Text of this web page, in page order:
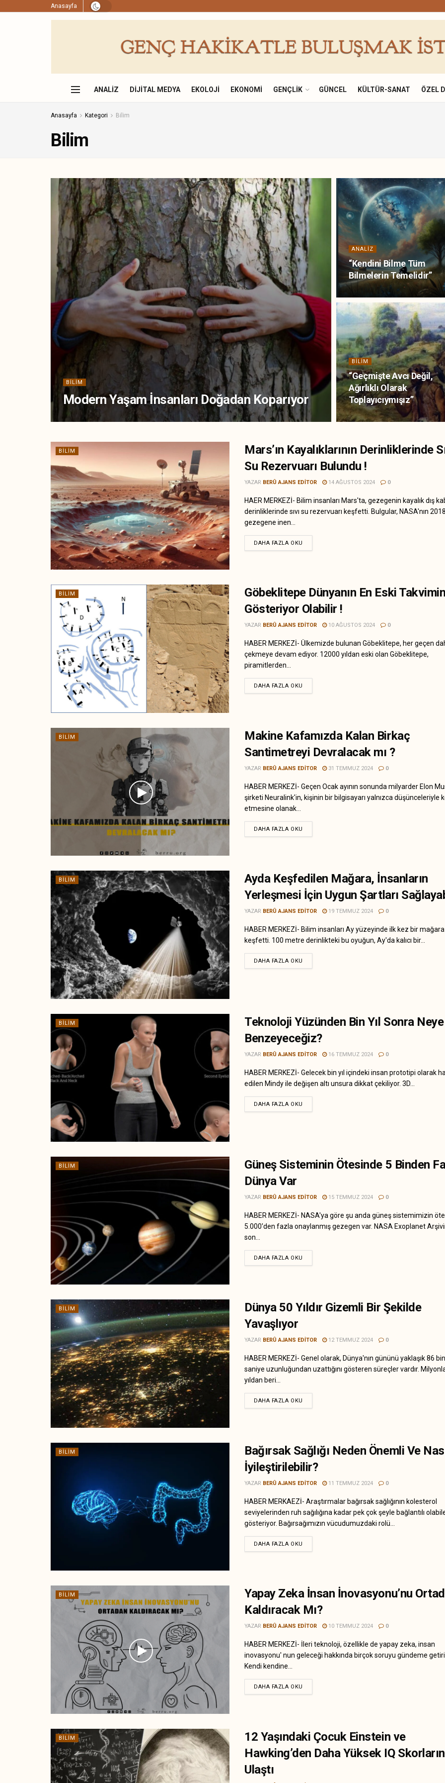
Anasayfa
ANALIZ DIJITAL MEDYA EKOLOJI EKONOMI GENÇLIK GÜNCEL KÜLTÜR-SANAT ÖZEL
Anasayfa Kategori Bilim
Bilim
BILIM
Modern Yaşam İnsanları Doğadan Koparıyor
ANALIZ
“Kendini Bilme Tüm
Bilmelerin Temelidir”
BILIM
“Geçmişte Avcı Değil,
Ağırlıklı Olarak
Toplayıcıymışız”
BILIM
Mars’ın Kayalıklarının Derinliklerinde
Su Rezervuarı Bulundu !
YAZAR BERÛ AJANS EDITOR 14 AĞUSTOS 2024 0
HAER MERKEZİ- Bilim insanları Mars'ta, gezegenin kayalık dış
derinliklerinde sıvı su rezervuarı keşfetti. Bulgular, NASA'nın
gezegene inen...
DAHA FAZLA OKU
BILIM
Göbeklitepe Dünyanın En Eski
Gösteriyor Olabilir !
YAZAR BERÛ AJANS EDITOR 10 AĞUSTOS 2024 0
HABER MERKEZİ- Ülkemizde bulunan Göbeklitepe, her geçen
çekmeye devam ediyor. 12000 yıldan eski olan Göbeklitepe,
piramitlerden...
DAHA FAZLA OKU
BILIM
Makine Kafamızda Kalan Birkaç
Santimetreyi Devralacak mı ?
YAZAR BERÛ AJANS EDITOR 31 TEMMUZ 2024 0
HABER MERKEZİ- Geçen Ocak ayının sonunda milyarder Elon
şirketi Neuralink'in, kişinin bir bilgisayarı yalnızca düşünceleriyle
etmesine olanak...
DAHA FAZLA OKU
BILIM
Ayda Keşfedilen Mağara, İnsanların
Yerleşmesi İçin Uygun Şartları
YAZAR BERÛ AJANS EDITOR 19 TEMMUZ 2024 0
HABER MERKEZİ- Bilim insanları Ay yüzeyinde ilk kez bir mağara
keşfetti. 100 metre derinlikteki bu oyuğun, Ay'da kalıcı bir...
DAHA FAZLA OKU
BILIM
Teknoloji Yüzünden Bin Yıl Sonra Neye
Benzeyeceğiz?
YAZAR BERÛ AJANS EDITOR 16 TEMMUZ 2024 0
HABER MERKEZİ- Gelecek bin yıl içindeki insan prototipi olarak
edilen Mindy ile değişen altı unsura dikkat çekiliyor. 3D...
DAHA FAZLA OKU
BILIM
Güneş Sisteminin Ötesinde 5 Binden
Dünya Var
YAZAR BERÛ AJANS EDITOR 15 TEMMUZ 2024 0
HABER MERKEZİ- NASA'ya göre şu anda güneş sistemimizin
5.000'den fazla onaylanmış gezegen var. NASA Exoplanet
son...
DAHA FAZLA OKU
BILIM
Dünya 50 Yıldır Gizemli Bir Şekilde
Yavaşlıyor
YAZAR BERÛ AJANS EDITOR 12 TEMMUZ 2024 0
HABER MERKEZİ- Genel olarak, Dünya'nın gününü yaklaşık 86
saniye uzunluğundan uzattığını gösteren süreçler vardır.
yıldan beri...
DAHA FAZLA OKU
BILIM
Bağırsak Sağlığı Neden Önemli Ve
İyileştirilebilir?
YAZAR BERÛ AJANS EDITOR 11 TEMMUZ 2024 0
HABER MERKAEZİ- Araştırmalar bağırsak sağlığının kolesterol
seviyelerinden ruh sağılığına kadar pek çok şeyle bağlantılı
gösteriyor. Bağırsağımızın vücudumuzdaki rolü...
DAHA FAZLA OKU
BILIM
Yapay Zeka İnsan İnovasyonu’nu
Kaldıracak Mı?
YAZAR BERÛ AJANS EDITOR 10 TEMMUZ 2024 0
HABER MERKEZİ- İleri teknoloji, özellikle de yapay zeka, insan
inovasyonu' nun geleceği hakkında birçok soruyu gündeme
Kendi kendine...
DAHA FAZLA OKU
BILIM
12 Yaşındaki Çocuk Einstein ve
Hawking’den Daha Yüksek IQ
Ulaştı